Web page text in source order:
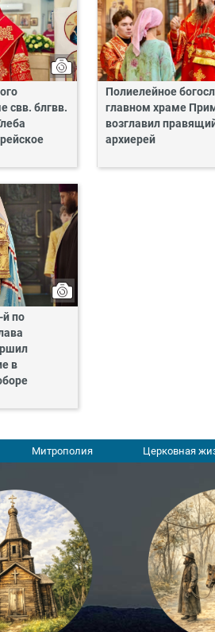
свв. блгвв.
Полиелейное
главном храме
возглавил
архиерей
й по
в
Митрополия Церковная